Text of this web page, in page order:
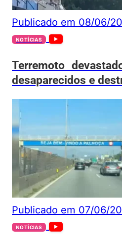
Publicado em 08/06/
NOTÍCIAS
Terremoto
desaparecidos e
Publicado em 07/06/
NOTÍCIAS